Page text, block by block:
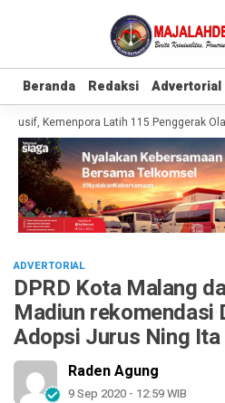
Beranda Redaksi Advertorial
Beranda Redaksi Advertorial
Kemenpora Latih 115 Penggerak
ADVERTORIAL
DPRD Kota Malang
Madiun rekomendasi
Adopsi Jurus Ning Ita
Raden Agung
9 Sep 2020 - 12:59 WIB